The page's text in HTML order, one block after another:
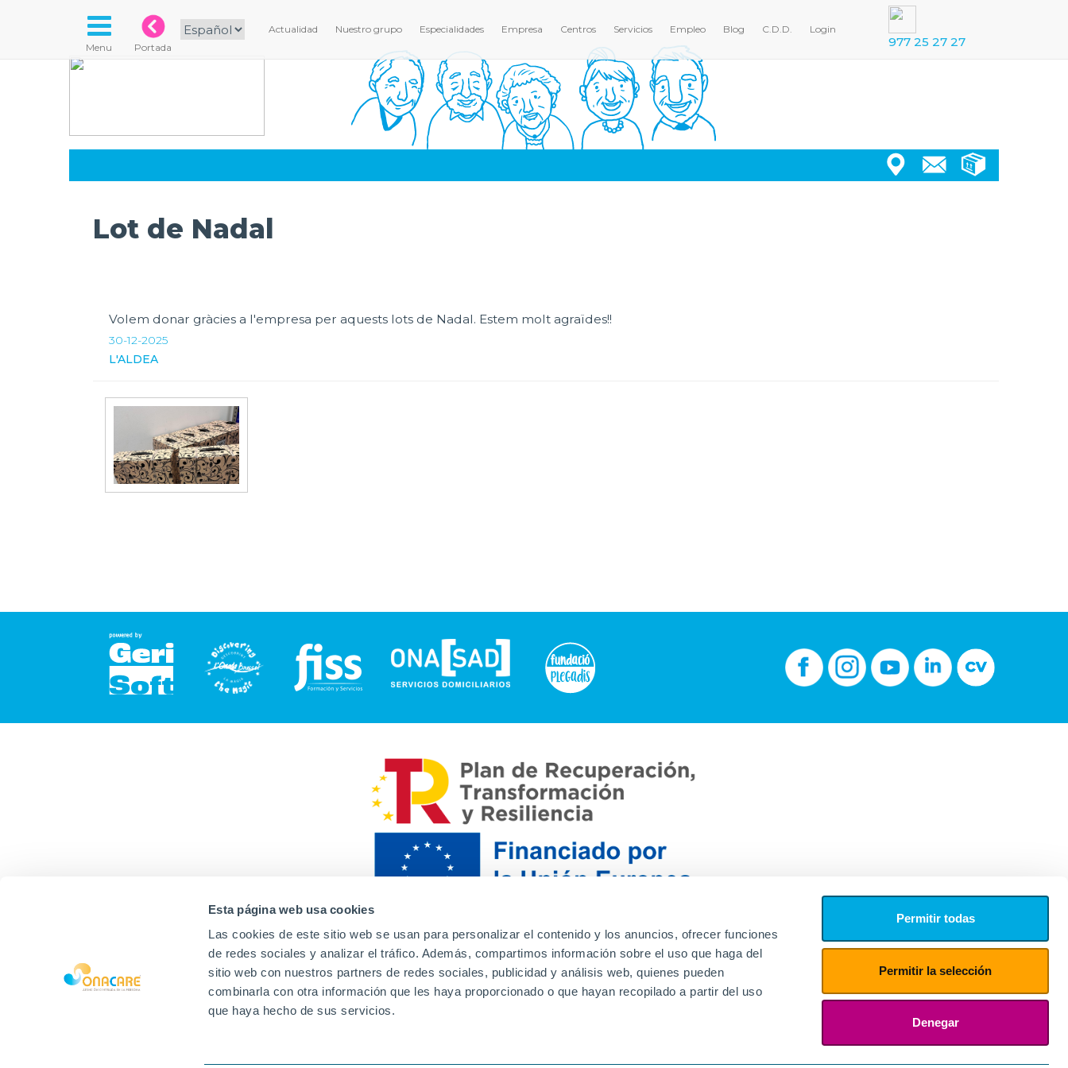
Esta página web usa cookies
Las cookies de este sitio web se usan para personalizar el contenido y los anuncios, ofrecer funciones
de redes sociales y analizar el tráfico. Además, compartimos información sobre el uso que haga del
sitio web con nuestros partners de redes sociales, publicidad y análisis web, quienes pueden
combinarla con otra información que les haya proporcionado o que hayan recopilado a partir del uso
que haya hecho de sus servicios.
Permitir todas
Permitir la selección
Denegar
Actualidad Nuestro grupo Especialidades Empresa Centros Servicios Empleo Blog C.D.D. Login
977 25 27 27
Menu Portada
Lot de Nadal
Volem donar gràcies a l'empresa per aquests lots de Nadal. Estem molt agraïdes!!
30-12-2025
L'ALDEA
Contacto Canal de denuncias Envia tu CV
Proveedores
Aviso Legal